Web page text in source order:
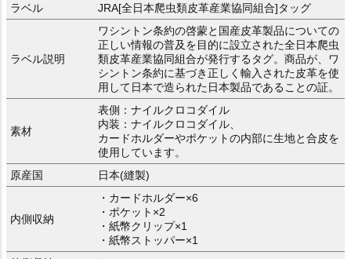
ラベル
JRA[全日本爬虫類皮革産業協同組合]タッグ
ラベル説明
ワシントン条約の啓蒙と国産皮革製品についての
正しい情報の普及を目的に設立された全日本爬虫
類皮革産業協同組合が発行するタグ。商品が、ワ
シントン条約に基づき正しく輸入された皮革を使
用して日本で造られた日本製品であることの証。
素材
表側：ナイルクロコダイル
内装：ナイルクロコダイル、
カードホルダーやポケットの内部に生地と合皮を
使用しています。
原産国
日本(縫製)
内側収納
・カードホルダー×6
・ポケット×2
・紙幣クリップ×1
・紙幣ストッパー×1